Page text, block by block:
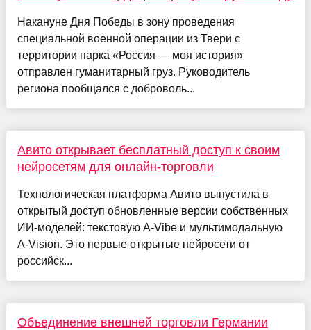
Накануне Дня Победы в зону проведения
специальной военной операции из Твери с
территории парка «Россия — моя история»
отправлен гуманитарный груз. Руководитель
региона пообщался с доброволь...
Авито открывает бесплатный доступ к своим
нейросетям для онлайн-торговли
Технологическая платформа Авито выпустила в
открытый доступ обновленные версии собственных
ИИ-моделей: текстовую A-Vibe и мультимодальную
A-Vision. Это первые открытые нейросети от
российск...
Объединение внешней торговли Германии